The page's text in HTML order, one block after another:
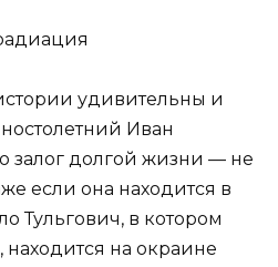
удивительны и
Иван
залог долгой жизни — не
если она находится в
Тульгович, в котором
на окраине